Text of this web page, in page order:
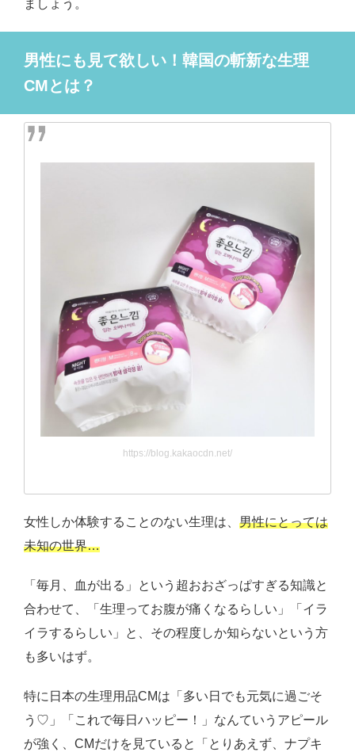
ましょう。
男性にも見て欲しい！韓国の斬新な生理
CMとは？
https://blog.kakaocdn.net/
女性しか体験することのない生理は、 男性にとっては
未知の世界…
「毎月、血が出る」という超おおざっぱすぎる知識と
合わせて、「生理ってお腹が痛くなるらしい」「イラ
イラするらしい」と、その程度しか知らないという方
も多いはず。
特に日本の生理用品CMは「多い日でも元気に過ごそ
う♡」「これで毎日ハッピー！」なんていうアピール
が強く、CMだけを見ていると「とりあえず、ナプキ